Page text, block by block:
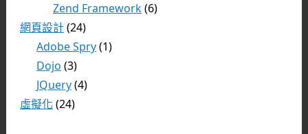
Zend Framework(6)
網頁設計(24)
Adobe Spry(1)
Dojo (3)
JQuery(4)
虛擬化(24)